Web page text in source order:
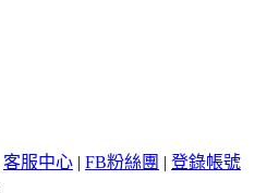
客服中心 | FB粉絲團 | 登錄帳號